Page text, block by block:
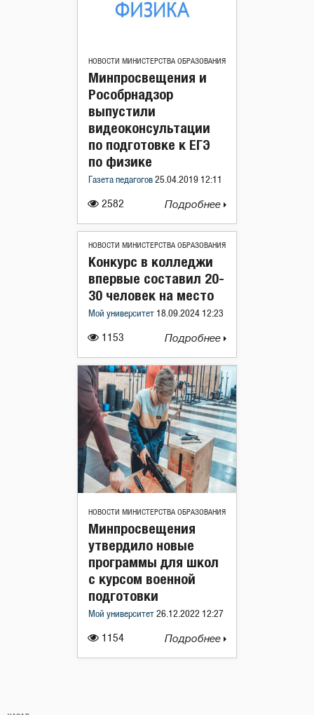
НОВОСТИ МИНИСТЕРСТВА ОБРАЗОВАНИЯ
2582
Минпросвещения и
Рособрнадзор
выпустили
видеоконсультации
по подготовке к ЕГЭ
по физике
Газета педагогов 25.04.2019 12:11
Подробнее
НОВОСТИ МИНИСТЕРСТВА ОБРАЗОВАНИЯ
1153
Конкурс в колледжи
впервые составил 20-
30 человек на место
Мой университет 18.09.2024 12:23
Подробнее
НОВОСТИ МИНИСТЕРСТВА ОБРАЗОВАНИЯ
1154
Минпросвещения
утвердило новые
программы для школ
с курсом военной
подготовки
Мой университет 26.12.2022 12:27
Подробнее